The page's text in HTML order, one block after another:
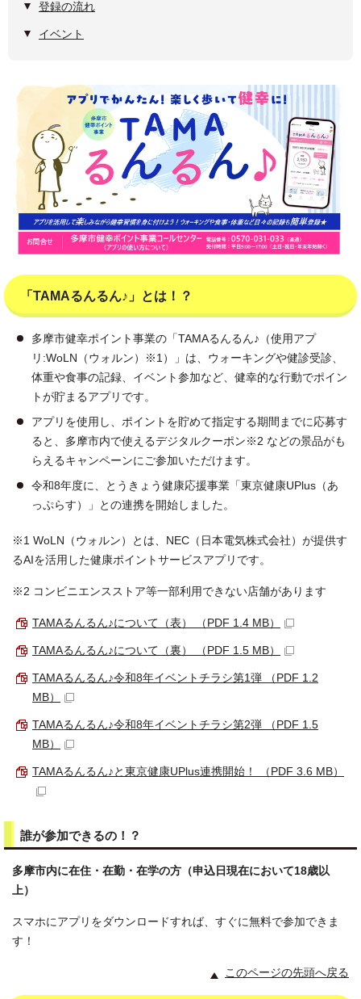
登録の流れ
イベント
「TAMAるんるん♪」とは！？
多摩市健幸ポイント事業の「TAMAるんるん♪（使用アプ
リ:WoLN（ウォルン）※1）」は、ウォーキングや健診受診、
体重や食事の記録、イベント参加など、健幸的な行動でポイン
トが貯まるアプリです。
アプリを使用し、ポイントを貯めて指定する期間までに応募す
ると、多摩市内で使えるデジタルクーポン※2 などの景品がも
らえるキャンペーンにご参加いただけます。
令和8年度に、とうきょう健康応援事業「東京健康UPlus（あ
っぷらす）」との連携を開始しました。
※1 WoLN（ウォルン）とは、NEC（日本電気株式会社）が提供す
るAIを活用した健康ポイントサービスアプリです。
※2 コンビニエンスストア等一部利用できない店舗があります
TAMAるんるん♪について（表） （PDF 1.4 MB）
TAMAるんるん♪について（裏） （PDF 1.5 MB）
TAMAるんるん♪令和8年イベントチラシ第1弾 （PDF 1.2
MB）
TAMAるんるん♪令和8年イベントチラシ第2弾 （PDF 1.5
MB）
TAMAるんるん♪と東京健康UPlus連携開始！ （PDF 3.6 MB）
誰が参加できるの！？
多摩市内に在住・在勤・在学の方（申込日現在において18歳以
上）
スマホにアプリをダウンロードすれば、すぐに無料で参加できま
す！
このページの先頭へ戻る